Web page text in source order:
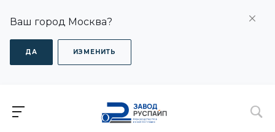
Ваш город Москва?
ДА ИЗМЕНИТЬ